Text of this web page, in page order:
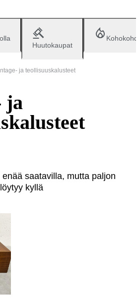
Huutokaupat
ja teollisuuskalusteet
ja
saatavilla, mutta paljon
kyllä